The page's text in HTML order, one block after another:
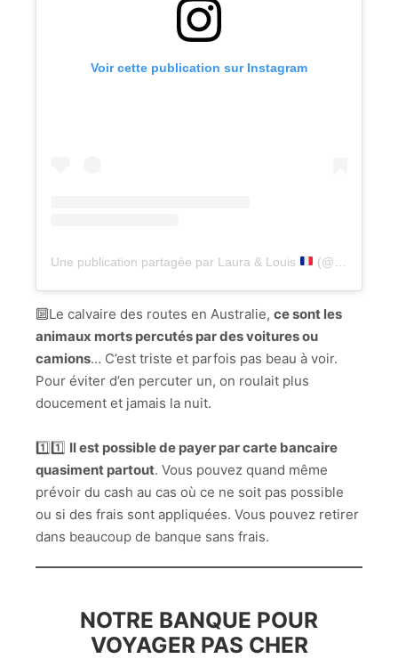
Voir cette publication sur Instagram
Une publication partagée par Laura & Louis (@lesgourmetsnomades)
🔟Le calvaire des routes en Australie, ce sont les
animaux morts percutés par des voitures ou
camions… C’est triste et parfois pas beau à voir.
Pour éviter d’en percuter un, on roulait plus
doucement et jamais la nuit.
1️⃣1️⃣ Il est possible de payer par carte bancaire
quasiment partout. Vous pouvez quand même
prévoir du cash au cas où ce ne soit pas possible
ou si des frais sont appliquées. Vous pouvez retirer
dans beaucoup de banque sans frais.
NOTRE BANQUE POUR
VOYAGER PAS CHER